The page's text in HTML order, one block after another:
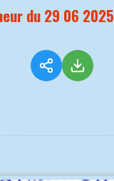
du 29 06 2025